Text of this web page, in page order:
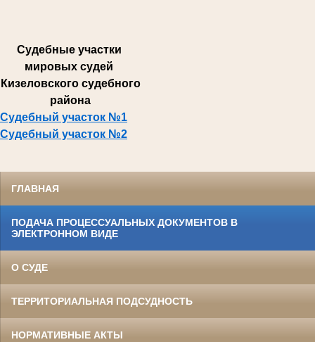
Судебные участки
мировых судей
Кизеловского судебного
района
Судебный участок №1
Судебный участок №2
ГЛАВНАЯ
ПОДАЧА ПРОЦЕССУАЛЬНЫХ ДОКУМЕНТОВ В
ЭЛЕКТРОННОМ ВИДЕ
О СУДЕ
ТЕРРИТОРИАЛЬНАЯ ПОДСУДНОСТЬ
НОРМАТИВНЫЕ АКТЫ